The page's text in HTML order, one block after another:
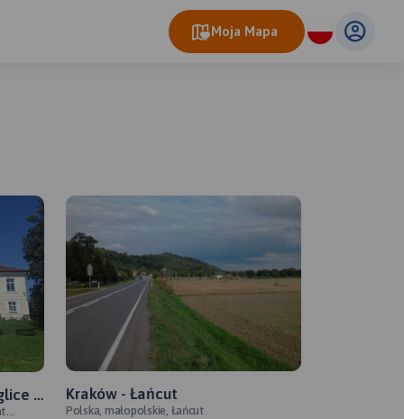
Moja Mapa
-
Kraków - Łańcut
Polska, małopolskie, Łańcut